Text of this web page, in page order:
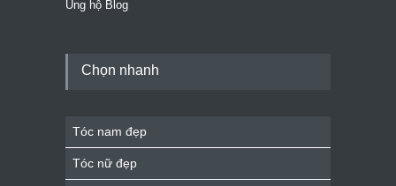
Ủng hộ Blog
Chọn nhanh
Tóc nam đẹp
Tóc nữ đẹp